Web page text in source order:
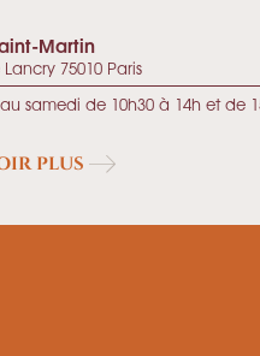
Martin
75010 Paris
samedi de 10h30 à 14h et de
PLUS